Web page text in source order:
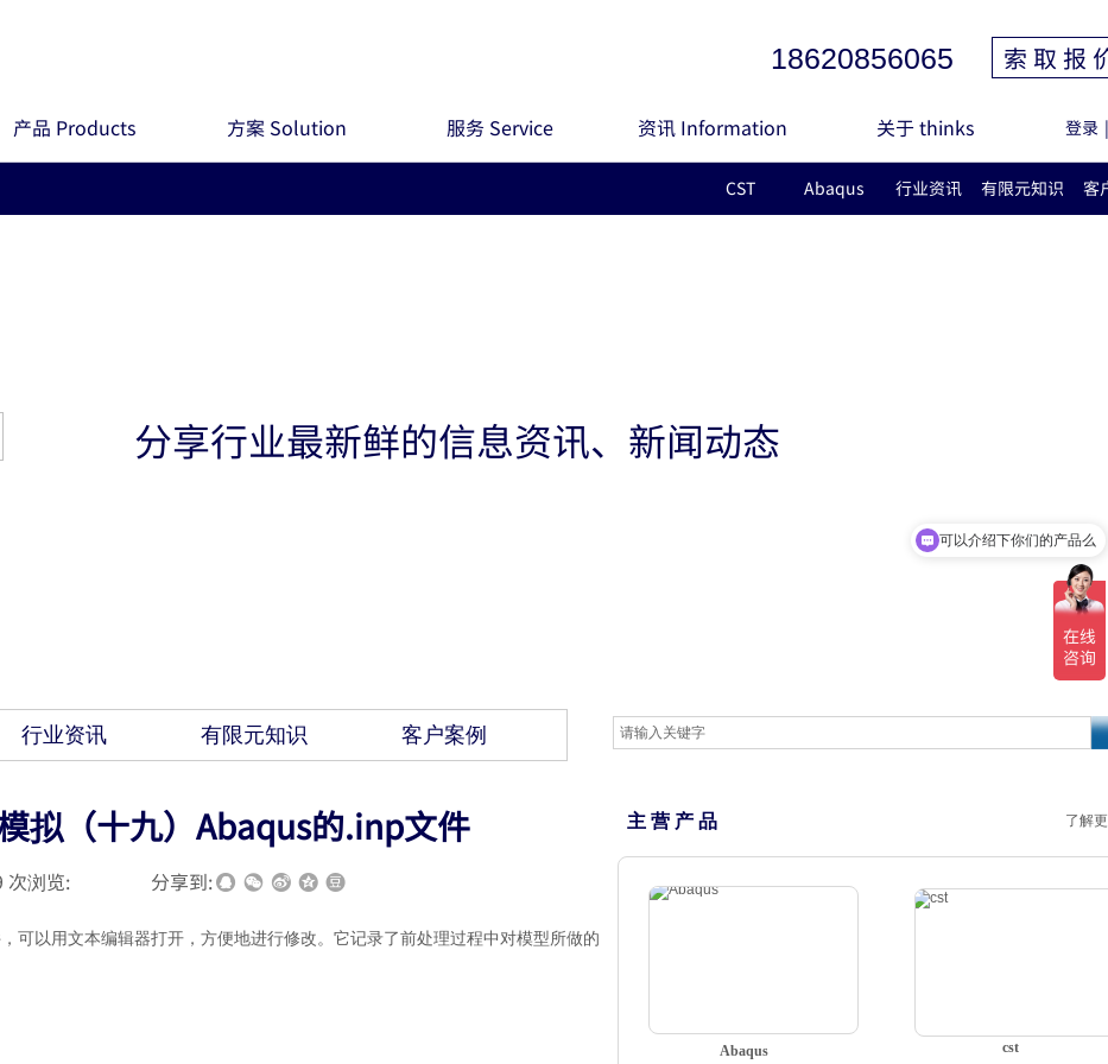
18620856065
登录 |
索 取 报
产品 Products 方案 Solution 服务 Service 资讯 Information 关于 thinks
分享行业最新鲜的信息资讯、新闻动态
CST Abaqus 行业资讯 有限元知识 客
行业资讯 有限元知识 客户案例
拟（十九）Abaqus的.inp文件
次浏览: 分享到:
可以用文本编辑器打开，方便地进行修改。它记录了前处理过程中对模型所做的
主 营 产 品 了解
cst
Abaqus
可以介绍下你们的产品么